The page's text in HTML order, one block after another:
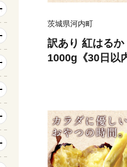
茨城県河内町
訳あり 紅はる
1000g《30日以
祝除く)》株式
イーツ おやつ
域あり】（沖縄